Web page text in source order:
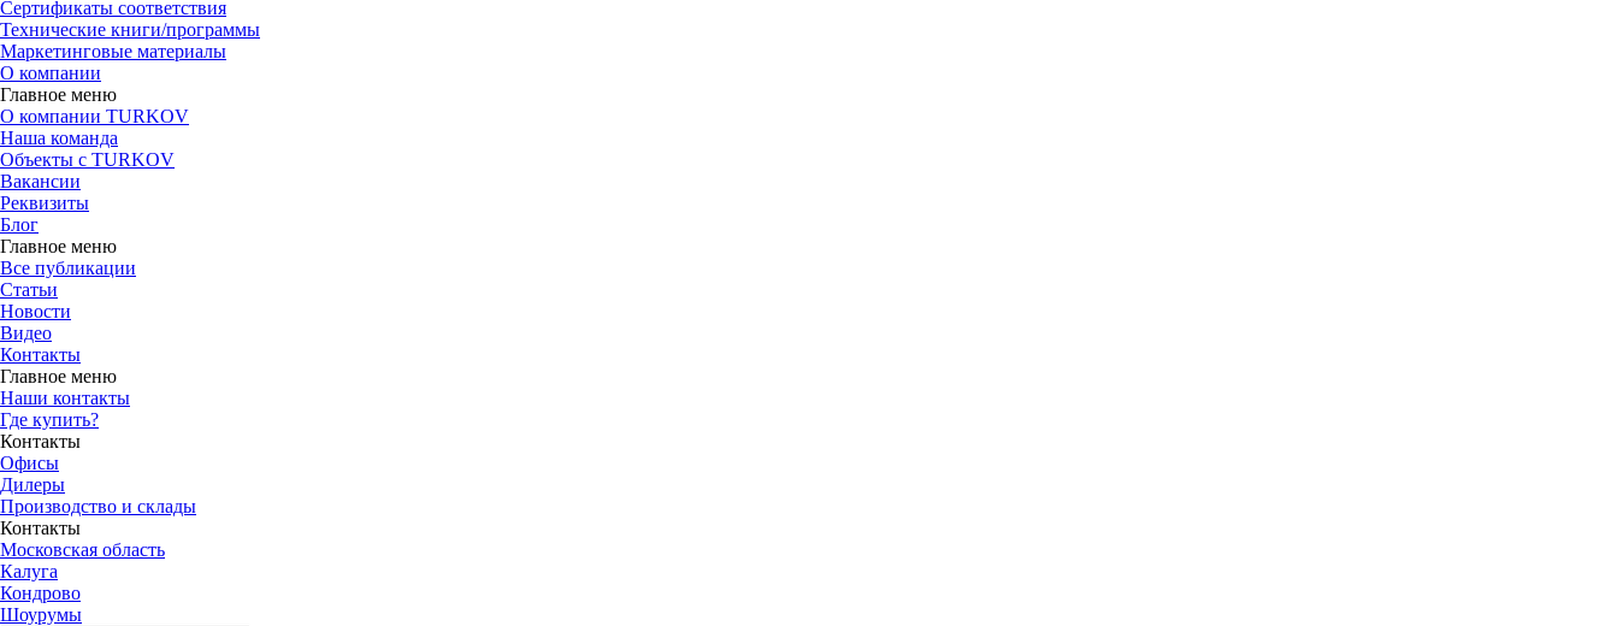
Сертификаты соответствия
Технические книги/программы
Маркетинговые материалы
О компании
Главное меню
О компании TURKOV
Наша команда
Объекты с TURKOV
Вакансии
Реквизиты
Блог
Главное меню
Все публикации
Статьи
Новости
Видео
Контакты
Главное меню
Наши контакты
Где купить?
Контакты
Офисы
Дилеры
Производство и склады
Контакты
Московская область
Калуга
Кондрово
Шоурумы